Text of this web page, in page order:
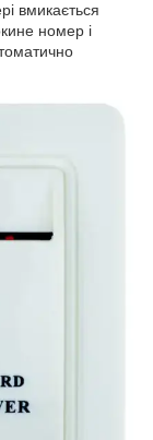
вмикається
номер і